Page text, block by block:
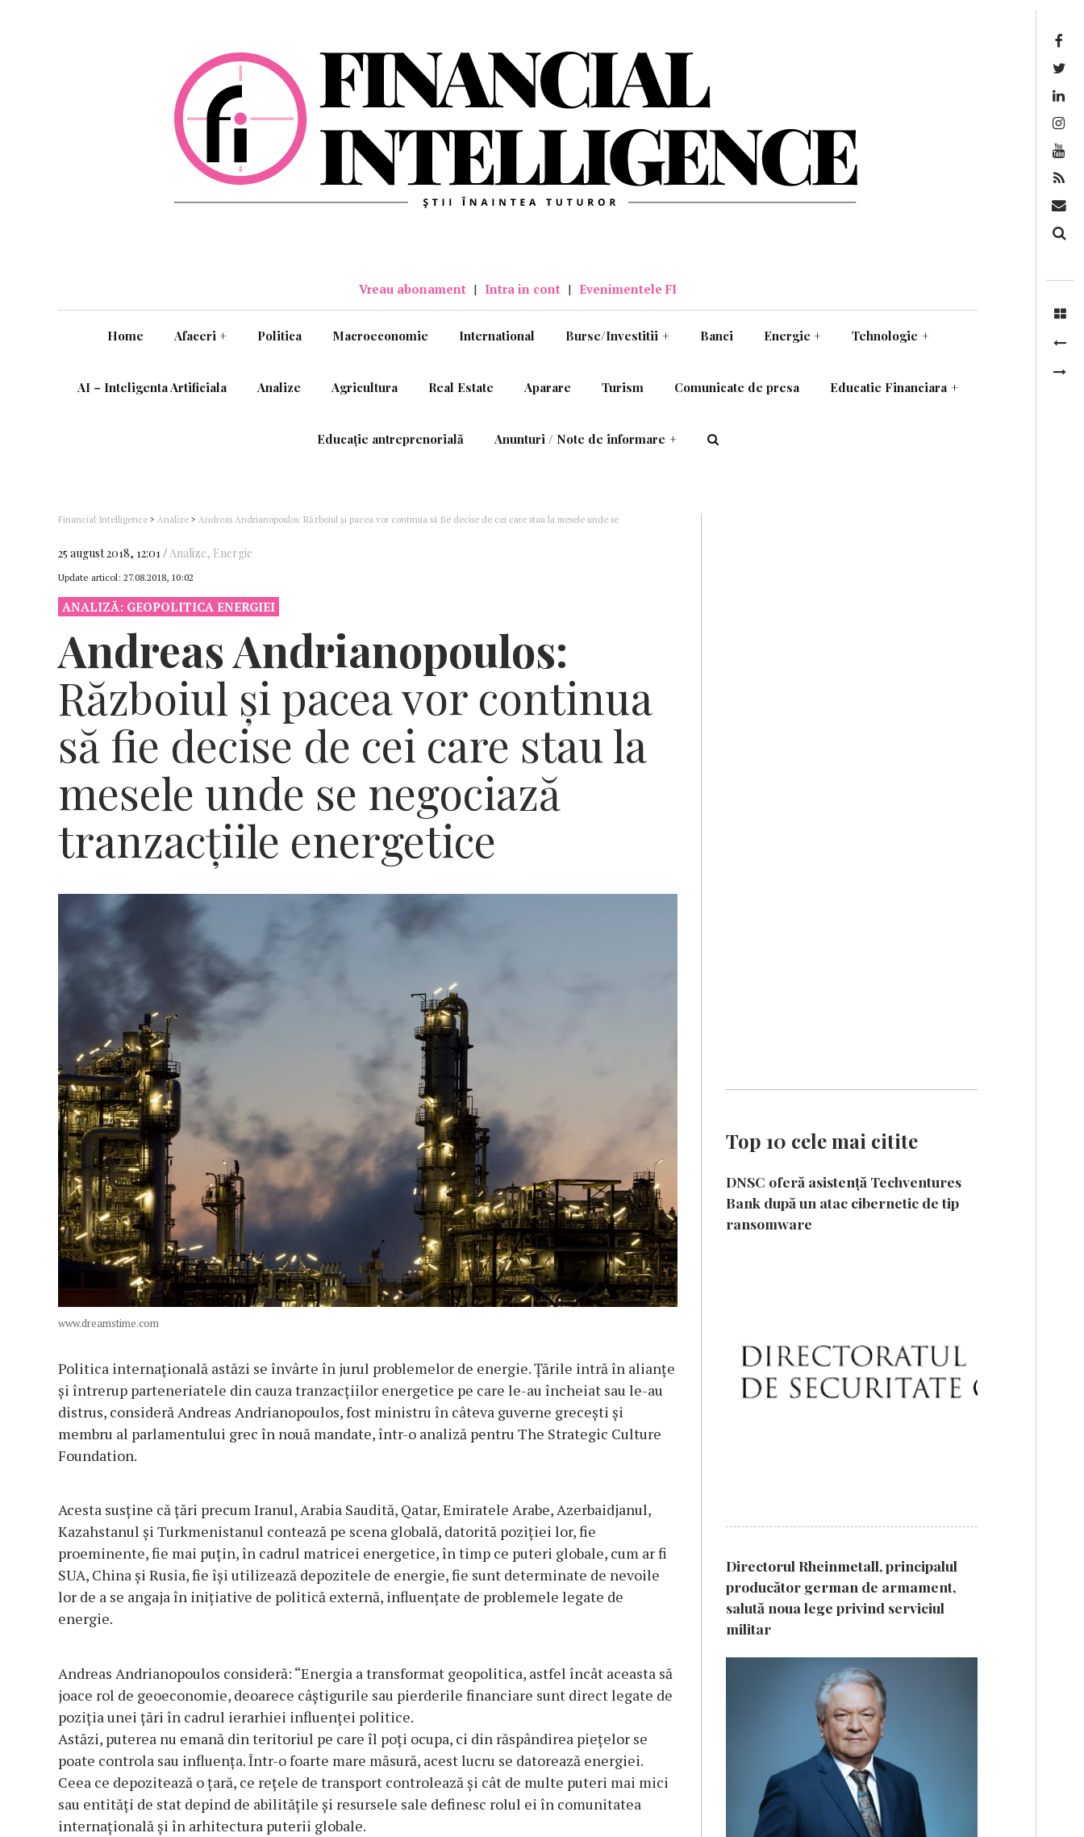
Vreau abonament | Intra in cont | Evenimentele FI
Home Afaceri + Politica Macroeconomie International Burse/Investitii + Banci Energie + Tehnologie +
AI – Inteligenta Artificiala Analize Agricultura Real Estate Aparare Turism Comunicate de presa Educatie Financiara +
Educație antreprenorială Anunturi / Note de informare +
Financial Intelligence > Analize > Andreas Andrianopoulos: Războiul și pacea vor continua să fie decise de cei care stau la mesele unde se
25 august 2018, 12:01 Analize, Energie
Update articol: 27.08.2018, 10:02
ANALIZĂ: GEOPOLITICA ENERGIEI
Andreas Andrianopoulos:
Războiul și pacea vor continua
să fie decise de cei care stau la
mesele unde se negociază
tranzacțiile energetice
www.dreamstime.com
Politica internațională astăzi se învârte în jurul problemelor de energie. Țările intră în alianțe
și întrerup parteneriatele din cauza tranzacțiilor energetice pe care le-au încheiat sau le-au
distrus, consideră Andreas Andrianopoulos, fost ministru în câteva guverne grecești și
membru al parlamentului grec în nouă mandate, într-o analiză pentru The Strategic Culture
Foundation.
Acesta susţine că ţări precum Iranul, Arabia Saudită, Qatar, Emiratele Arabe, Azerbaidjanul,
Kazahstanul și Turkmenistanul contează pe scena globală, datorită poziției lor, fie
proeminente, fie mai puțin, în cadrul matricei energetice, în timp ce puteri globale, cum ar fi
SUA, China și Rusia, fie își utilizează depozitele de energie, fie sunt determinate de nevoile
lor de a se angaja în inițiative de politică externă, influențate de problemele legate de
energie.
Andreas Andrianopoulos consideră: “Energia a transformat geopolitica, astfel încât aceasta să
joace rol de geoeconomie, deoarece câștigurile sau pierderile financiare sunt direct legate de
poziția unei țări în cadrul ierarhiei influenței politice.
Astăzi, puterea nu emană din teritoriul pe care îl poți ocupa, ci din răspândirea piețelor se
poate controla sau influența. Într-o foarte mare măsură, acest lucru se datorează energiei.
Ceea ce depozitează o țară, ce rețele de transport controlează și cât de multe puteri mai mici
sau entități de stat depind de abilitățile și resursele sale definesc rolul ei în comunitatea
internațională și în arhitectura puterii globale.
Top 10 cele mai citite
DNSC oferă asistență Techventures
Bank după un atac cibernetic de tip
ransomware
Directorul Rheinmetall, principalul
producător german de armament,
salută noua lege privind serviciul
militar